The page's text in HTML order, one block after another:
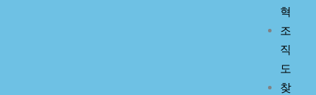
혁
조
직
도
찾